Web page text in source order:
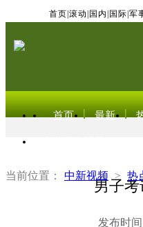
首页 滚动 国内 国际 军
首页 最新
当前位置： 中新视频 > 热
男子考
发布时